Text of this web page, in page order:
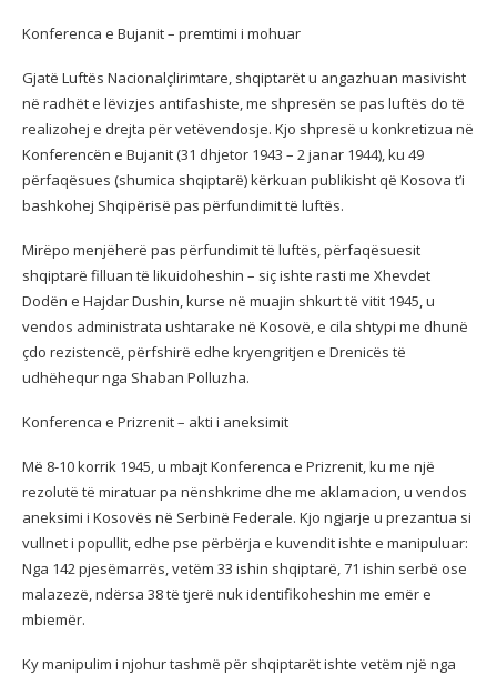
Konferenca e Bujanit – premtimi i mohuar
Gjatë Luftës Nacionalçlirimtare, shqiptarët u angazhuan masivisht
në radhët e lëvizjes antifashiste, me shpresën se pas luftës do të
realizohej e drejta për vetëvendosje. Kjo shpresë u konkretizua në
Konferencën e Bujanit (31 dhjetor 1943 – 2 janar 1944), ku 49
përfaqësues (shumica shqiptarë) kërkuan publikisht që Kosova t’i
bashkohej Shqipërisë pas përfundimit të luftës.
Mirëpo menjëherë pas përfundimit të luftës, përfaqësuesit
shqiptarë filluan të likuidoheshin – siç ishte rasti me Xhevdet
Dodën e Hajdar Dushin, kurse në muajin shkurt të vitit 1945, u
vendos administrata ushtarake në Kosovë, e cila shtypi me dhunë
çdo rezistencë, përfshirë edhe kryengritjen e Drenicës të
udhëhequr nga Shaban Polluzha.
Konferenca e Prizrenit – akti i aneksimit
Më 8-10 korrik 1945, u mbajt Konferenca e Prizrenit, ku me një
rezolutë të miratuar pa nënshkrime dhe me aklamacion, u vendos
aneksimi i Kosovës në Serbinë Federale. Kjo ngjarje u prezantua si
vullnet i popullit, edhe pse përbërja e kuvendit ishte e manipuluar:
Nga 142 pjesëmarrës, vetëm 33 ishin shqiptarë, 71 ishin serbë ose
malazezë, ndërsa 38 të tjerë nuk identifikoheshin me emër e
mbiemër.
Ky manipulim i njohur tashmë për shqiptarët ishte vetëm një nga